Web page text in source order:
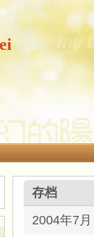
存档
2004年7